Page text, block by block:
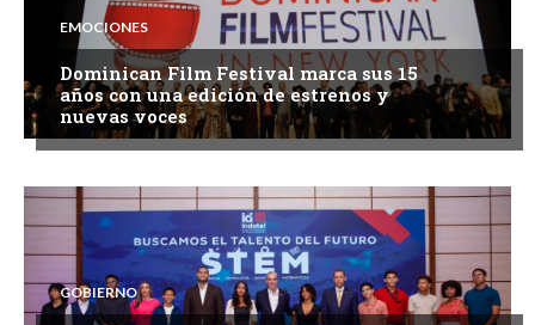
EMOCIONES
Dominican Film Festival marca sus 15
años con una edición de estrenos y
nuevas voces
GOBIERNO